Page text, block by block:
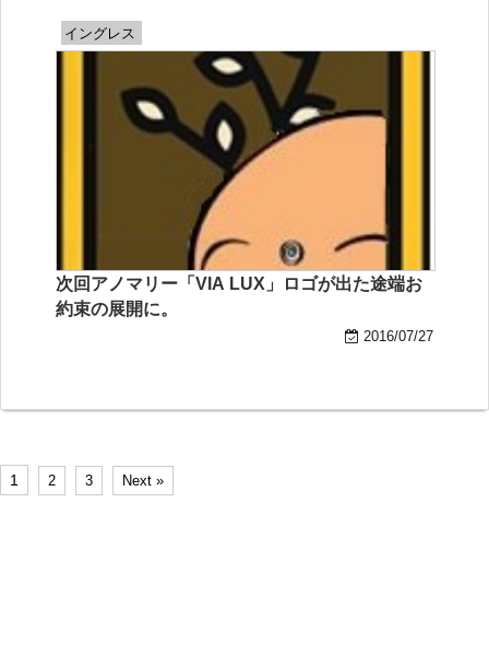
イングレス
次回アノマリー「VIA LUX」ロゴが出た途端お
約束の展開に。
2016/07/27
1 2 3 Next »